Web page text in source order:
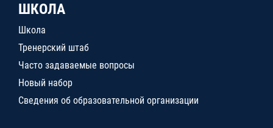
ШКОЛА
Школа
Тренерский штаб
Часто задаваемые вопросы
Новый набор
Сведения об образовательной организации